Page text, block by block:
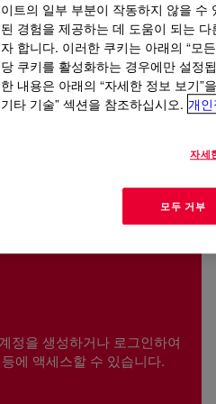
모르겠습니다.
콘텐츠 액세스 또는 찾기 및 기
으십시오.
정을 생성하거나 로그인하여
에 액세스할 수 있습니다.
이트의 일부 부분이 작동하지 않을
된 경험을 제공하는 데 도움이 되는
자 합니다. 이러한 쿠키는 아래의 “모
당 쿠키를 활성화하는 경우에만 설정
한 내용은 아래의 “자세한 정보 보기”
기타 기술” 섹션을 참조하십시오. 개
자세
모두 거부